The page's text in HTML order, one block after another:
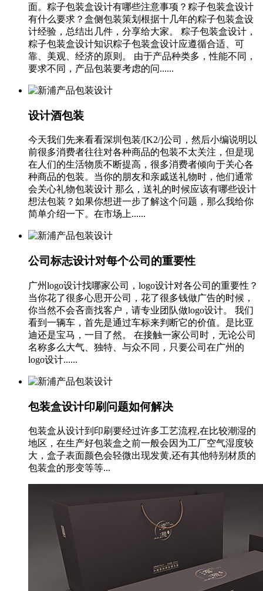
面。粽子包装盒设计有哪些注意事项？粽子包装盒设计
有什么要求？盒侧包装策划根据十几年的粽子包装盒设
计经验，总结出几件，分享给大家。 粽子包装盒设计，
粽子包装盒设计知识粽子包装盒设计应遵循合适、可
靠、美观、经济的原则。 由于产品种类多，性能不同，
要求不同，产品包装要考虑的问......
设计酒包装
今天我们先来看看深圳包装/[K2/]公司，然后小编说明以
前很多消费者往往对各种商品的包装不太关注，但是现
在人们的生活物质不断提高，很多消费者倾向于关心各
种商品的包装。当你的朋友和亲戚送礼物时，他们通常
会关心礼物包装设计 那么，送礼的时候应该有哪些设计
想法包装？如果你想进一步了解这个问题，那么我给你
简单介绍一下。在市场上......
公司标志设计对每个公司的重要性
广州logo设计找哪家公司，logo设计对各公司的重要性？
当你花了很多心思开公司，花了很多钱做广告的时候，
你当然不会吝啬找客户，请专业团队做logo设计。 我们
看到一辆车，首先是通过车标来判断它的价值。是比亚
迪还是宝马，一目了然。 在接触一家公司时，无论公司
名称多么大气、独特、与众不同，只要公司在广州的
logo设计......
包装盒设计印刷问题如何解决
包装盒从设计到印刷要经过许多工艺流程,在比较潮湿的
地区，在生产好包装盒之前一般会因为工厂空气湿度较
大，盒子表面颜色会轻微出现发黄,还有其他特别材质的
包装盒的形变等等...